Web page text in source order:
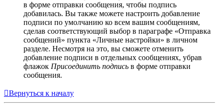
в форме отправки сообщения, чтобы подпись
добавилась. Вы также можете настроить добавление
подписи по умолчанию ко всем вашим сообщениям,
сделав соответствующий выбор в параграфе «Отправка
сообщений» пункта «Личные настройки» в личном
разделе. Несмотря на это, вы сможете отменить
добавление подписи в отдельных сообщениях, убрав
флажок Присоединить подпись в форме отправки
сообщения.
Вернуться к началу